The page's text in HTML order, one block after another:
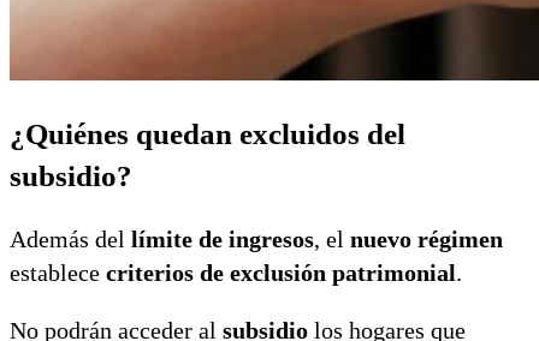
¿Quiénes quedan excluidos del
subsidio?
Además del límite de ingresos, el nuevo régimen
establece criterios de exclusión patrimonial.
No podrán acceder al subsidio los hogares que